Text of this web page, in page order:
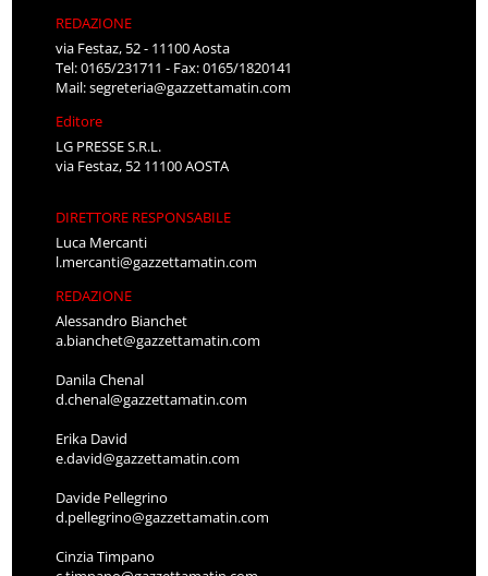
REDAZIONE
via Festaz, 52 - 11100 Aosta
Tel: 0165/231711 - Fax: 0165/1820141
Mail:segreteria@gazzettamatin.com
Editore
LG PRESSE S.R.L.
via Festaz, 52 11100 AOSTA
DIRETTORE RESPONSABILE
Luca Mercanti
l.mercanti@gazzettamatin.com
REDAZIONE
Alessandro Bianchet
a.bianchet@gazzettamatin.com
Danila Chenal
d.chenal@gazzettamatin.com
Erika David
e.david@gazzettamatin.com
Davide Pellegrino
d.pellegrino@gazzettamatin.com
Cinzia Timpano